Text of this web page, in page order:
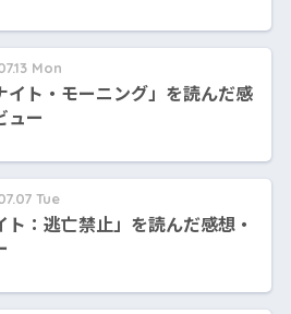
Mon
イト・モーニング」を読んだ感
ュー
Tue
ト：逃亡禁止」を読んだ感想・